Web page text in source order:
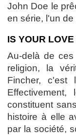
John Doe le
en série, l'un de
IS YOUR
Au-delà de
religion, la
Fincher, c'est
constituent
histoire à elle
par la société,